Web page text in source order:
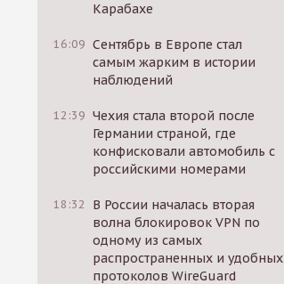
Карабахе
16:09 Сентябрь в Европе стал
самым жарким в истории
наблюдений
12:39 Чехия стала второй после
Германии страной, где
конфисковали автомобиль с
российскими номерами
18:32
В России началась вторая
волна блокировок VPN по
одному из самых
распространенных и удобных
протоколов WireGuard